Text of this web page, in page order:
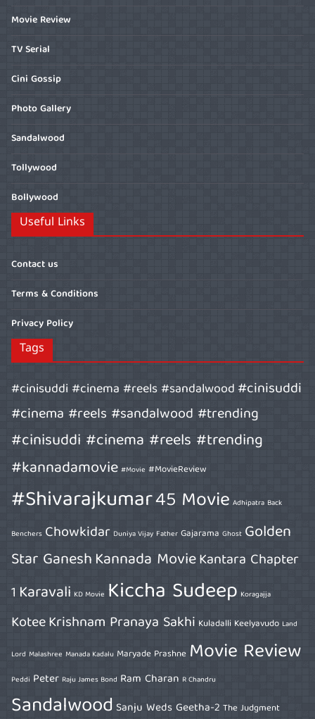
Movie Review
TV Serial
Cini Gossip
Photo Gallery
Sandalwood
Tollywood
Bollywood
Useful Links
Contact us
Terms & Conditions
Privacy Policy
Tags
#cinisuddi #cinema #reels #sandalwood#cinisuddi
#cinema #reels #sandalwood #trending
#cinisuddi #cinema #reels #trending
#kannadamovie #Movie #MovieReview
#Shivarajkumar45 Movie Adhipatra Back
Benchers Chowkidar Duniya Vijay Father Gajarama Ghost Golden
Star GaneshKannada MovieKantara Chapter
1 Karavali KD Movie Kiccha Sudeep Koragajja
KoteeKrishnam Pranaya Sakhi Kuladalli Keelyavudo Land
Lord Malashree Manada Kadalu Maryade Prashne Movie Review
Peddi Peter Raju James Bond Ram Charan R Chandru
Sandalwood Sanju Weds Geetha-2 The Judgment